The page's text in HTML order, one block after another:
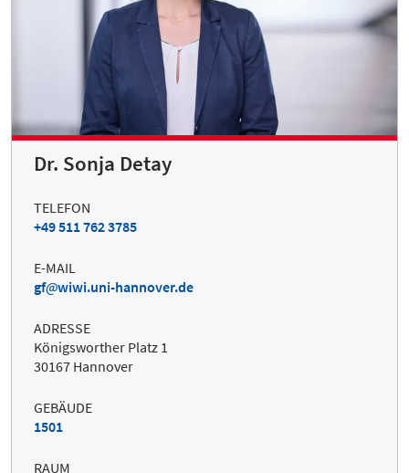
Dr. Sonja Detay
TELEFON
+49 511 762 3785
E-MAIL
gf
wiwi.uni-hannover.de
ADRESSE
Königsworther Platz 1
30167 Hannover
GEBÄUDE
1501
RAUM